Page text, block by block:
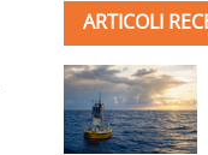
ARTICOLI